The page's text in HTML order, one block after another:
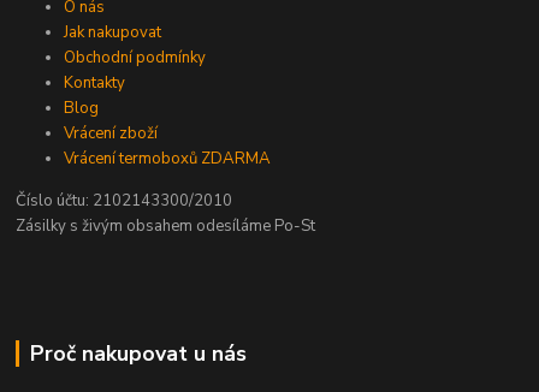
O nás
Jak nakupovat
Obchodní podmínky
Kontakty
Blog
Vrácení zboží
Vrácení termoboxů ZDARMA
Číslo účtu: 2102143300/2010
Zásilky s živým obsahem odesíláme Po-St
Proč nakupovat u nás